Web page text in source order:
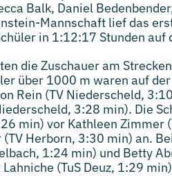
Balk, Daniel
Mannschaft lief das
in 1:12:17 Stunden auf
die Zuschauer am
über 1000 m waren auf
Rein (TV Niederscheld,
3:28 min). Die
min) vor Kathleen Zimmer
(TV Herborn, 3:30 min) an.
1:24 min) und Betty
(TuS Deuz, 1:29